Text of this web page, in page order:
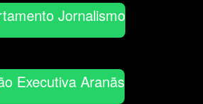
Jornalismo
Executiva Aranãs